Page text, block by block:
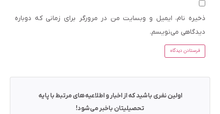
ذخیره نام، ایمیل و وبسایت من در مرورگر برای زمانی که دوباره
دیدگاهی می‌نویسم.
اولین نفری باشید که از اخبار و اطلاعیه‌های مرتبط با پایه
تحصیلیتان باخبر می‌شود!